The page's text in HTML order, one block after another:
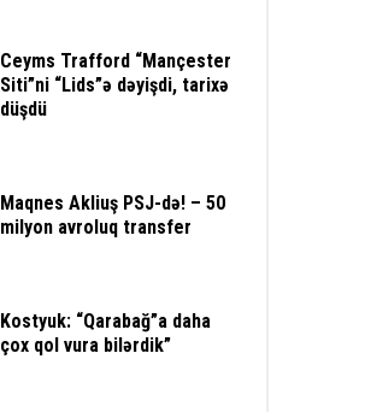
Ceyms Trafford “Mançester
Siti”ni “Lids”ə dəyişdi, tarixə
düşdü
Maqnes Akliuş PSJ-də! – 50
milyon avroluq transfer
Kostyuk: “Qarabağ”a daha
çox qol vura bilərdik”